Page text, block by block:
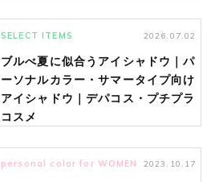
SELECT ITEMS 2026.07.02
ブルべ夏に似合うアイシャドウ｜パ
ーソナルカラー・サマータイプ向け
アイシャドウ｜デパコス・プチプラ
コスメ
personal color for WOMEN 2023.10.17